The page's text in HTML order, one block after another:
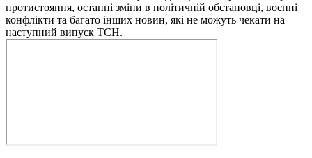
протистояння, останні зміни в політичній обстановці, воєнні
конфлікти та багато інших новин, які не можуть чекати на
наступний випуск ТСН.